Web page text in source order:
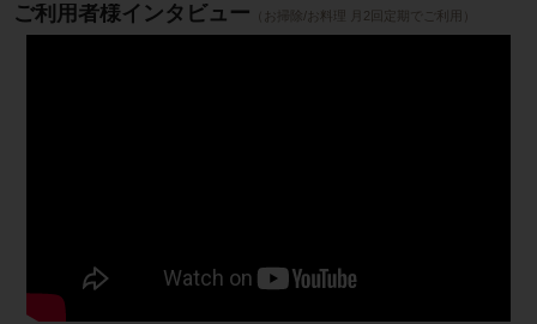
ご利用者様インタビュー （お掃除/お料理 月2回定期でご利用）